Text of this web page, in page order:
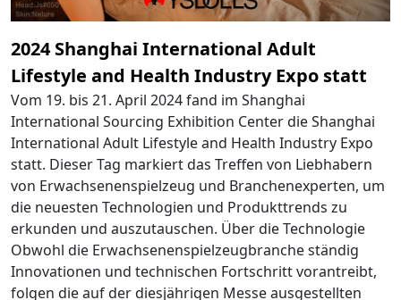
2024 Shanghai International Adult
Lifestyle and Health Industry Expo statt
Vom 19. bis 21. April 2024 fand im Shanghai
International Sourcing Exhibition Center die Shanghai
International Adult Lifestyle and Health Industry Expo
statt. Dieser Tag markiert das Treffen von Liebhabern
von Erwachsenenspielzeug und Branchenexperten, um
die neuesten Technologien und Produkttrends zu
erkunden und auszutauschen. Über die Technologie
Obwohl die Erwachsenenspielzeugbranche ständig
Innovationen und technischen Fortschritt vorantreibt,
folgen die auf der diesjährigen Messe ausgestellten